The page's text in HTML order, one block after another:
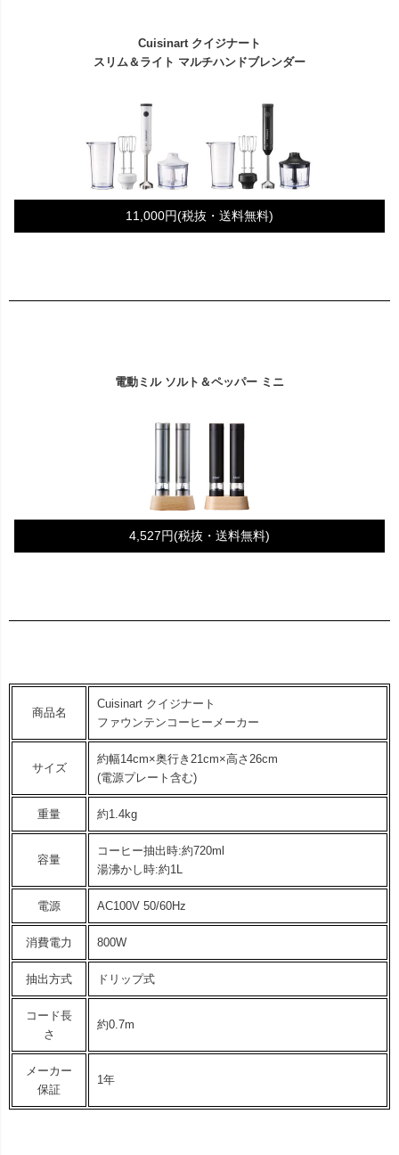
Cuisinart クイジナート
スリム＆ライト マルチハンドブレンダー
11,000円(税抜・送料無料)
電動ミル ソルト＆ペッパー ミニ
4,527円(税抜・送料無料)
商品名
Cuisinart クイジナート
ファウンテンコーヒーメーカー
サイズ
約幅14cm×奥行き21cm×高さ26cm
(電源プレート含む)
重量 約1.4kg
容量
コーヒー抽出時:約720ml
湯沸かし時:約1L
電源 AC100V 50/60Hz
消費電力 800W
抽出方式 ドリップ式
コード長
さ
約0.7m
メーカー
保証
1年